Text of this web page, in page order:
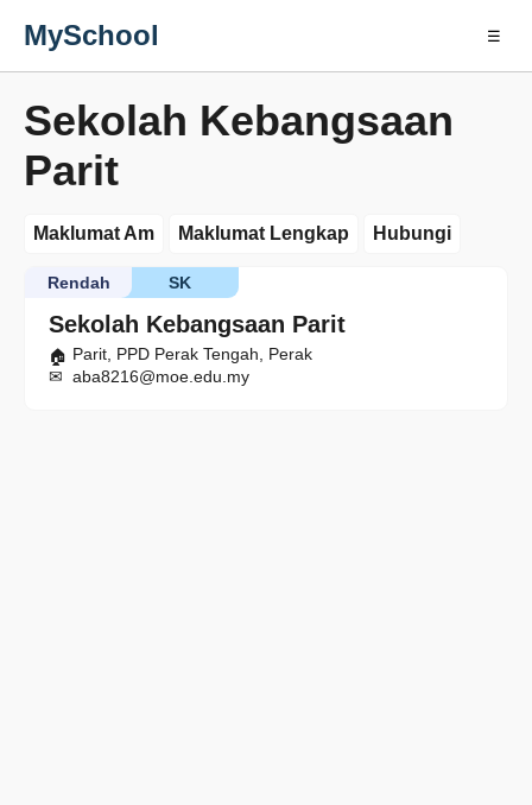
MySchool ☰
Sekolah Kebangsaan
Parit
Maklumat Am Maklumat Lengkap Hubungi
Sekolah Kebangsaan Parit
SK
Rendah
Parit, PPD Perak Tengah, Perak
aba8216@moe.edu.my